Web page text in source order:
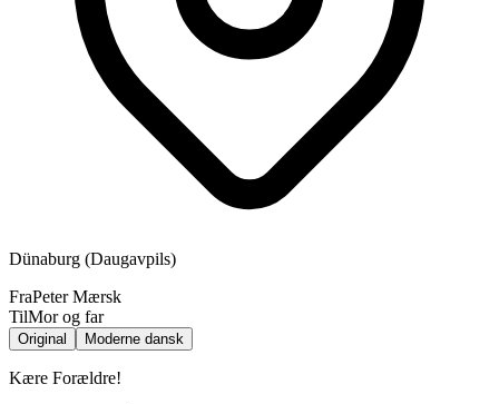
Dünaburg (Daugavpils)
FraPeter Mærsk
TilMor og far
Original Moderne dansk
Kære Forældre!